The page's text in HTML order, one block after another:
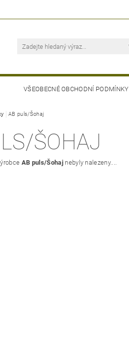
VŠEOBECNÉ OBCHODNÍ PODMÍNKY
AB puls/Šohaj
ŠOHAJ
AB puls/Šohajnebyly nalezeny....